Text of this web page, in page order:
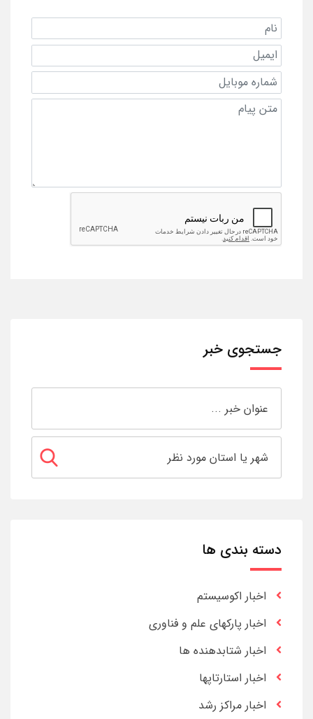
جستجوی خبر
دسته بندی ها
اخبار اکوسیستم
اخبار پارکهای علم و فناوری
اخبار شتابدهنده ها
اخبار استارتاپها
اخبار مراکز رشد